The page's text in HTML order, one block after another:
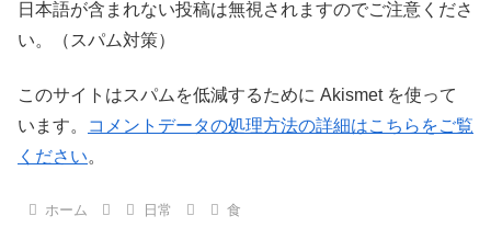
日本語が含まれない投稿は無視されますのでご注意くださ
い。（スパム対策）
このサイトはスパムを低減するために Akismet を使って
います。
コメントデータの処理方法の詳細はこちらをご覧
ください。
ホーム 日常 食